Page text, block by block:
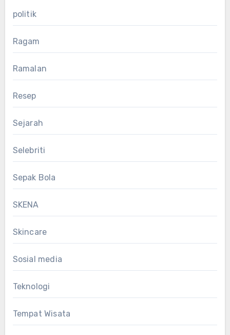
politik
Ragam
Ramalan
Resep
Sejarah
Selebriti
Sepak Bola
SKENA
Skincare
Sosial media
Teknologi
Tempat Wisata